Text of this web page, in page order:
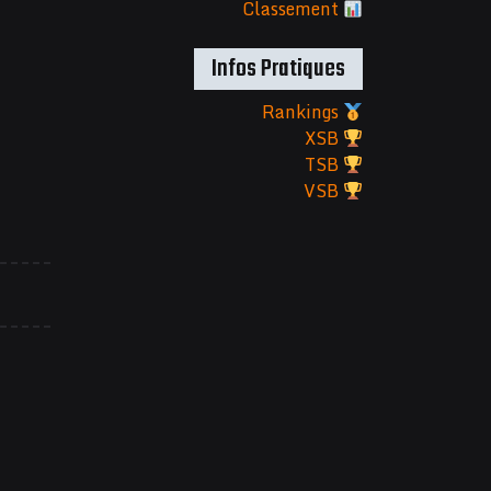
Classement
Infos Pratiques
Rankings
XSB
TSB
VSB